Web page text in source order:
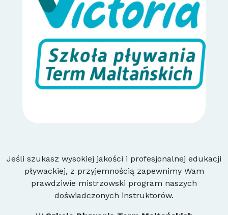
Jeśli szukasz wysokiej jakości i profesjonalnej edukacji
pływackiej, z przyjemnością zapewnimy Wam
prawdziwie mistrzowski program naszych
doświadczonych instruktorów.